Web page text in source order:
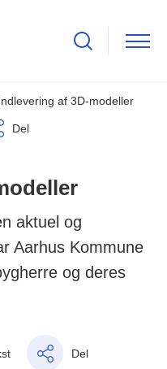
af 3D-modeller
Del
aktuel og
Aarhus Kommune
og deres
Del